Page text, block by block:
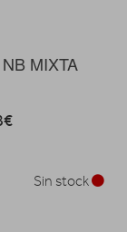
MIXTA
Sin stock